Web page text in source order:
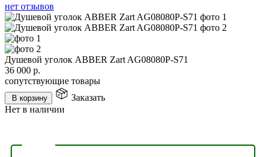
нет отзывов
Душевой уголок ABBER Zart AG08080P-S71
36 000 р.
сопутствующие товары
В корзину
Заказать
Нет в наличии